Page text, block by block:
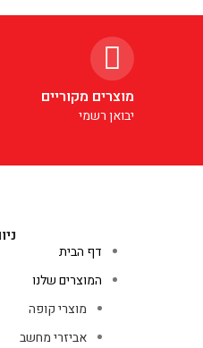
מוצרים מקוריים
יבואן רשמי
דף הבית
המוצרים שלנו
מוצרי קופה
אביזרי מחשב